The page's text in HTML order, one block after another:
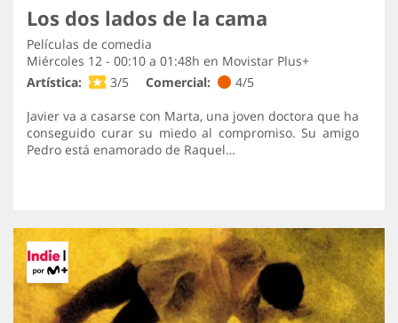
Los dos lados de la cama
Películas de comedia
Miércoles 12 - 00:10 a 01:48h en Movistar Plus+
Artística:
3/5 Comercial:
4/5
Javier va a casarse con Marta, una joven doctora que ha
conseguido curar su miedo al compromiso. Su amigo
Pedro está enamorado de Raquel…